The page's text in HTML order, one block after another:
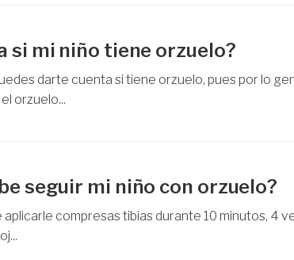
si mi niño tiene orzuelo?
darte cuenta si tiene orzuelo, pues por lo
orzuelo...
seguir mi niño con orzuelo?
compresas tibias durante 10 minutos, 4